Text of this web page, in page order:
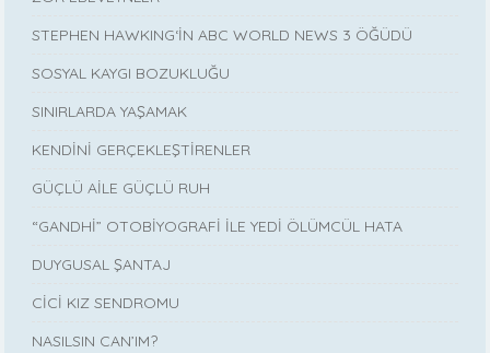
STEPHEN HAWKING‘İN ABC WORLD NEWS 3 ÖĞÜDÜ
SOSYAL KAYGI BOZUKLUĞU
SINIRLARDA YAŞAMAK
KENDİNİ GERÇEKLEŞTİRENLER
GÜÇLÜ AİLE GÜÇLÜ RUH
“GANDHİ” OTOBİYOGRAFİ İLE YEDİ ÖLÜMCÜL HATA
DUYGUSAL ŞANTAJ
CİCİ KIZ SENDROMU
NASILSIN CAN’IM?